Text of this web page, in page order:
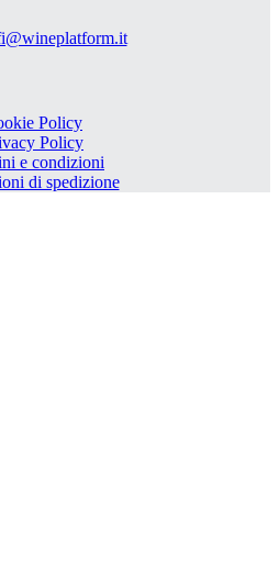
Policy
Policy
e condizioni
di spedizione